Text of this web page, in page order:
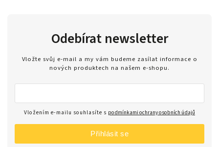
Odebírat newsletter
Vložte svůj e-mail a my vám budeme zasílat informace o
nových produktech na našem e-shopu.
Vložením e-mailu souhlasíte s podmínkami ochrany osobních údajů
Přihlásit se